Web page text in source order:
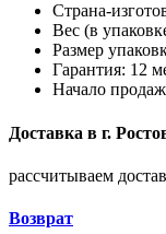
Страна-
Вес (в
Размер
Гарантия: 12
Начало
Доставка в г.
рассчитываем
Возврат